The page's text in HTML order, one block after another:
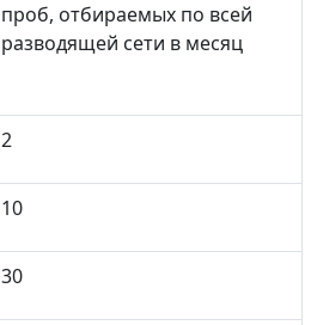
проб, отбираемых по всей
разводящей сети в месяц
2
10
30